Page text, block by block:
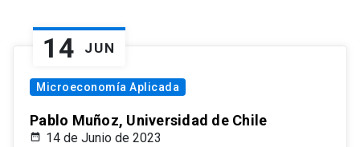
14 JUN
Microeconomía Aplicada
Pablo Muñoz, Universidad de Chile
14 de Junio de 2023